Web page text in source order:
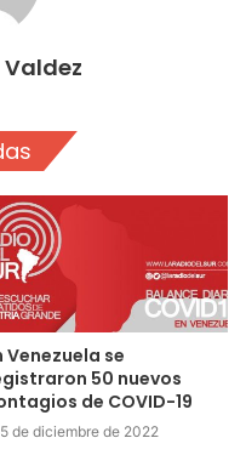
Venezuela se
50 nuevos
de COVID-19
5 de diciembre de 2022